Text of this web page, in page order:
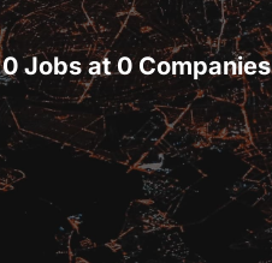
0 Jobs at 0 Companies